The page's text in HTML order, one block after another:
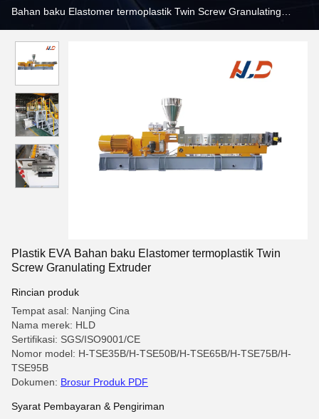
Bahan baku Elastomer termoplastik Twin Screw Granulating
Plastik EVA Bahan baku Elastomer termoplastik Twin
Screw Granulating Extruder
Rincian produk
Tempat asal: Nanjing Cina
Nama merek: HLD
Sertifikasi: SGS/ISO9001/CE
Nomor model: H-TSE35B/H-TSE50B/H-TSE65B/H-TSE75B/H-
TSE95B
Dokumen: Brosur Produk PDF
Syarat Pembayaran & Pengiriman